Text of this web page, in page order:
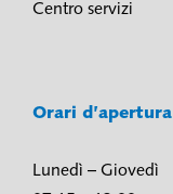
Centro servizi
Orari d’apertura
Lunedì – Giovedì